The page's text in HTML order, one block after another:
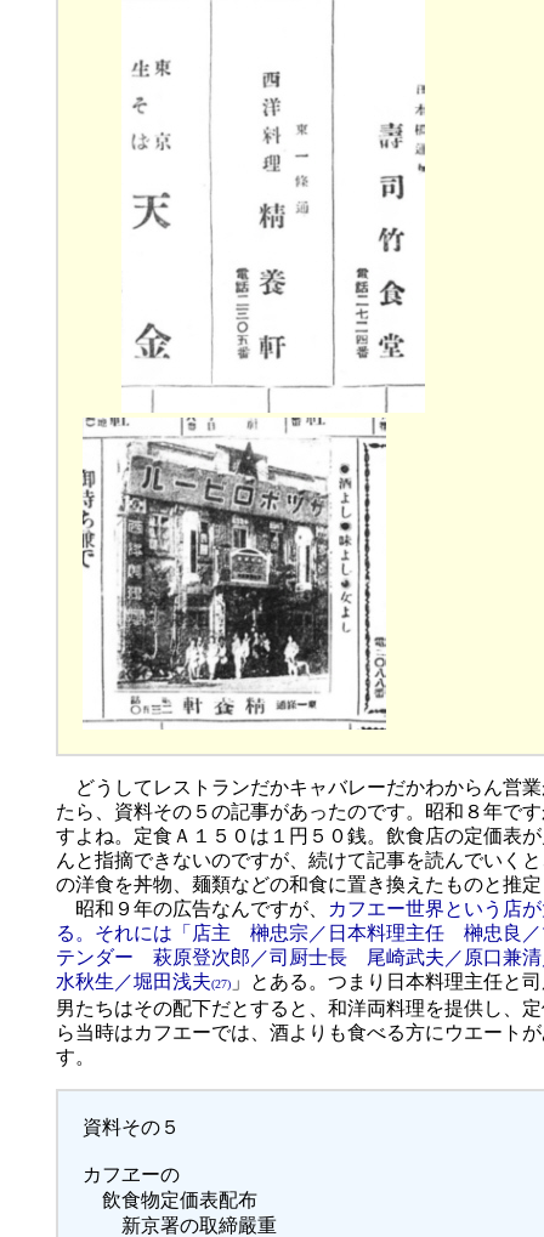
どうしてレストランだかキャバレーだかわからん営
たら、資料その５の記事があったのです。昭和８年で
すよね。定食Ａ１５０は１円５０銭。飲食店の定価表
んと指摘できないのですが、続けて記事を読んでいく
の洋食を丼物、麺類などの和食に置き換えたものと推
昭和９年の広告なんですが、
カフエー世界という店
る。それには「店主 榊忠宗／日本料理主任 榊忠良
テンダー 萩原登次郎／司厨士長 尾崎武夫／原口兼清
水秋生／堀田浅夫(27) 」とある。つまり日本料理主任と
男たちはその配下だとすると、和洋両料理を提供し、
ら当時はカフエーでは、酒よりも食べる方にウエート
す。
資料その５
カフヱーの
飲食物定価表配布
新京署の取締嚴重